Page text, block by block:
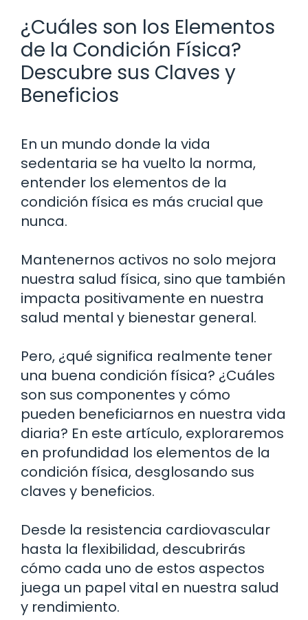
¿Cuáles son los Elementos
de la Condición Física?
Descubre sus Claves y
Beneficios
En un mundo donde la vida
sedentaria se ha vuelto la norma,
entender los elementos de la
condición física es más crucial que
nunca.
Mantenernos activos no solo mejora
nuestra salud física, sino que también
impacta positivamente en nuestra
salud mental y bienestar general.
Pero, ¿qué significa realmente tener
una buena condición física? ¿Cuáles
son sus componentes y cómo
pueden beneficiarnos en nuestra vida
diaria? En este artículo, exploraremos
en profundidad los elementos de la
condición física, desglosando sus
claves y beneficios.
Desde la resistencia cardiovascular
hasta la flexibilidad, descubrirás
cómo cada uno de estos aspectos
juega un papel vital en nuestra salud
y rendimiento.